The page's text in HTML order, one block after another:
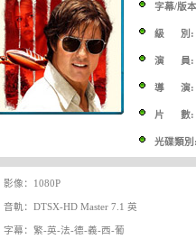
字幕/版
級 別:
演 員:
導 演:
片 數:
光碟類別:
影像：1080P
音軌：DTSX-HD Master 7.1 英
字幕：繁-英-法-德-義-西-葡